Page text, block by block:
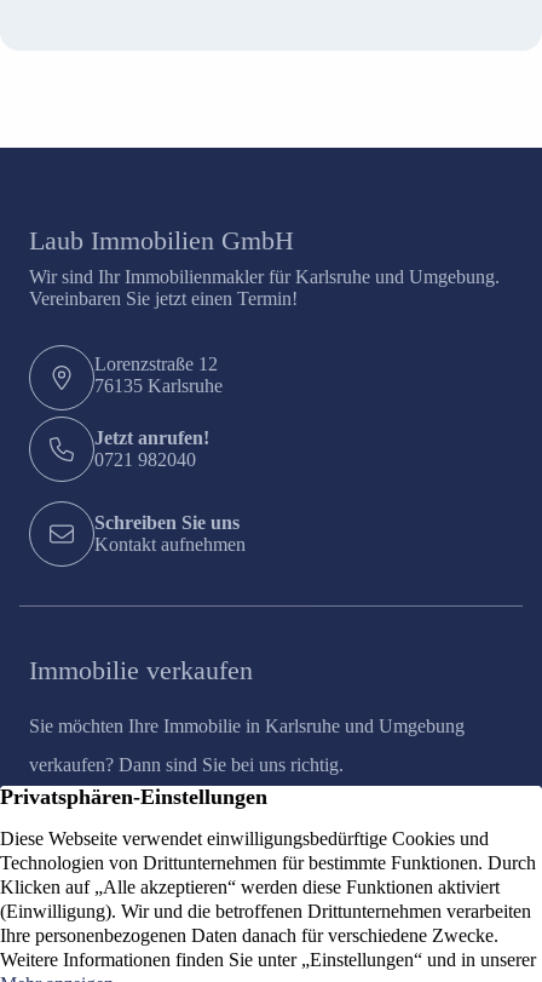
Laub Immobilien GmbH
Wir sind Ihr Immobilienmakler für Karlsruhe und Umgebung.
Vereinbaren Sie jetzt einen Termin!
Lorenzstraße 12
76135 Karlsruhe
Jetzt anrufen!
0721 982040
Schreiben Sie uns
Kontakt aufnehmen
Immobilie verkaufen
Sie möchten Ihre Immobilie in Karlsruhe und Umgebung
verkaufen? Dann sind Sie bei uns richtig.
Immobilienbewertung
Als regionaler Experte kennen wir den Wert Ihrer Immobilie in
Karlsruhe und Umgebung.